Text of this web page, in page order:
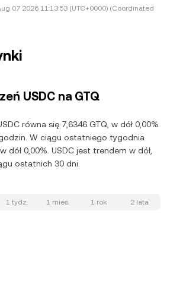
07 2026 11:13:53 (UTC+0000) (Coordinated
USDC na GTQ
równa się 7,6346 GTQ, w dół 0,00%
W ciągu ostatniego tygodnia
dół 0,00%. USDC jest trendem w dół,
ostatnich 30 dni.
1 tydz. 1 mies. 1 rok 2 lata